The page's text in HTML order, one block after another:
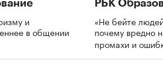
и
в общении
РБК
«Не бейте
почему вредно
промахи и